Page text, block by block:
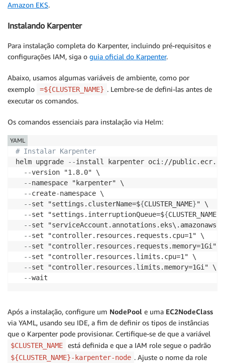
Amazon EKS.
Instalando Karpenter
Para instalação completa do Karpenter, incluindo pré-requisitos e
configurações IAM, siga o guia oficial do Karpenter.
Abaixo, usamos algumas variáveis de ambiente, como por
exemplo
=${CLUSTER_NAME} . Lembre-se de defini-las antes de
executar os comandos.
Os comandos essenciais para instalação via Helm:
# Instalar Karpenter
helm upgrade
- -install karpenter oci : //
- -version "1.8.0" \
- -namespace "karpenter" \
- -create-namespace \
- -set "settings.clusterName=${CLUSTER_NAME}" \
- -set "settings.interruptionQueue=${CLUSTER_NAME
- -set
- -set "controller.resources.requests.cpu=1" \
- -set "controller.resources.requests.memory=1Gi" \
- -set "controller.resources.limits.cpu=1" \
- -set "controller.resources.limits.memory=1Gi" \
- -wait
YAML
Após a instalação, configure um NodePool e uma EC2NodeClass
via YAML, usando seu IDE, a fim de definir os tipos de instâncias
que o Karpenter pode provisionar. Certifique-se de que a variável
$CLUSTER_NAME está definida e que a IAM role segue o padrão
${CLUSTER_NAME}-karpenter-node . Ajuste o nome da role